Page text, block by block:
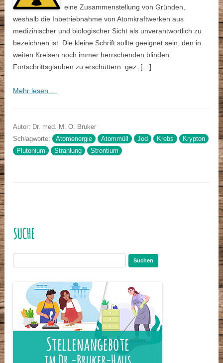
eine Zusammenstellung von Gründen,
weshalb die Inbetriebnahme von Atomkraftwerken aus
medizinischer und biologischer Sicht als unverantwortlich zu
bezeichnen ist. Die kleine Schrift sollte geeignet sein, den in
weiten Kreisen noch immer herrschenden blinden
Fortschrittsglauben zu erschüttern. gez. […]
Mehr lesen …
Autor: Dr. med. M. O. Bruker
Schlagworte: Atomenergie Atommüll Jod Krebs
Krypton
Plutonium
Strahlung Strontium
SUCHE
nach: